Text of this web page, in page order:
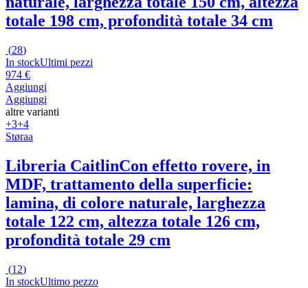
totale 198 cm, profondità totale 34 cm
(28)
In stockUltimi pezzi
974 €
Aggiungi
Aggiungi
altre varianti
+3+4
Støraa
Libreria CaitlinCon effetto rovere, in
MDF, trattamento della superficie:
lamina, di colore naturale, larghezza
totale 122 cm, altezza totale 126 cm,
profondità totale 29 cm
(12)
In stockUltimo pezzo